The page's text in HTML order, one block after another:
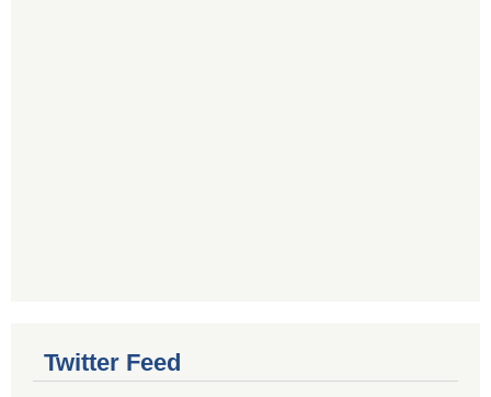
Twitter Feed